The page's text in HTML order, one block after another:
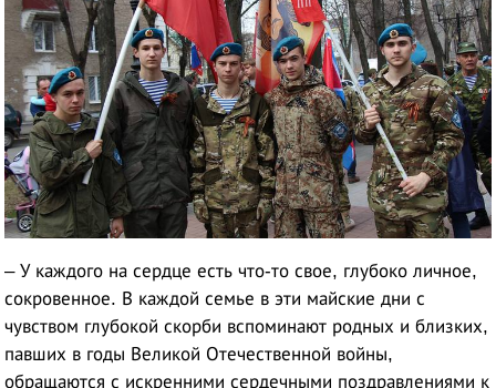
– У каждого на сердце есть что-то свое, глубоко личное,
сокровенное. В каждой семье в эти майские дни с
чувством глубокой скорби вспоминают родных и близких,
павших в годы Великой Отечественной войны,
обращаются с искренними сердечными поздравлениями к